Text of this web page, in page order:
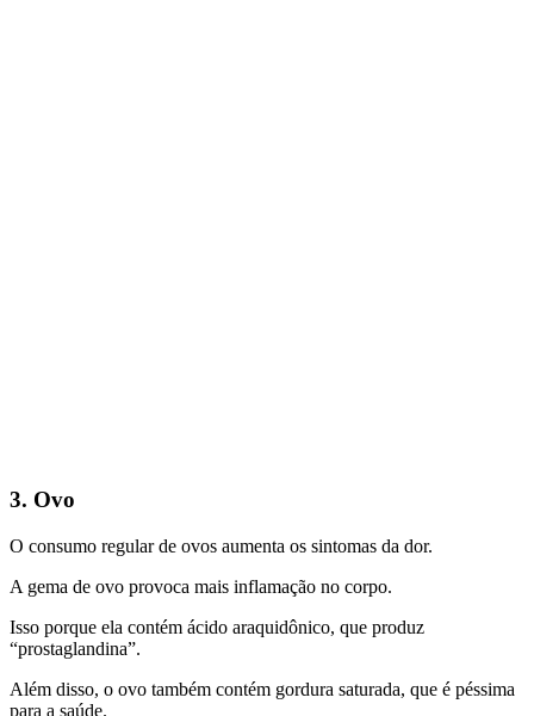
3. Ovo
O consumo regular de ovos aumenta os sintomas da dor.
A gema de ovo provoca mais inflamação no corpo.
Isso porque ela contém ácido araquidônico, que produz
“prostaglandina”.
Além disso, o ovo também contém gordura saturada, que é péssima
para a saúde.